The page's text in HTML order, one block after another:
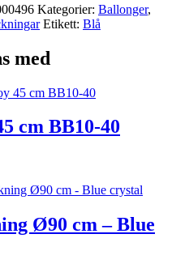
Kategorier: Ballonger,
Etikett: Blå
med
cm BB10-40
Ø90 cm – Blue